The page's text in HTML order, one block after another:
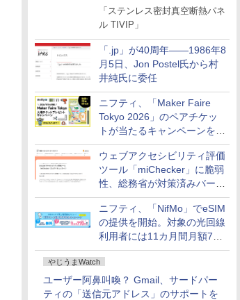
証実験で
「ステンレス密封真空断熱パネ
ル TIVIP」
「.jp」が40周年――1986年8
月5日、Jon Postel氏から村
井純氏に委任
ニフティ、「Maker Faire
Tokyo 2026」のペアチケッ
トが当たるキャンペーンをX
で実施。8月16日まで
ウェブアクセシビリティ評価
ツール「miChecker」に脆弱
性、総務省が対策済みバージ
ョンへの更新を呼び掛け
ニフティ、「NifMo」でeSIM
の提供を開始。対象の光回線
利用者には11カ月間月額770
円割引のキャンペーン
やじうまWatch
ユーザー阿鼻叫喚？ Gmail、サードパー
ティの「送信元アドレス」のサポートを